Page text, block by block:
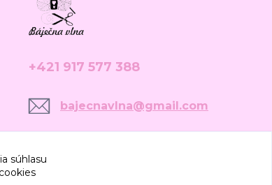
+421 917 577 388
bajecnavlna@gmail.com
súhlasu